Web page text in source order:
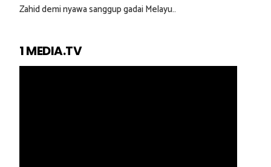
Zahid demi nyawa sanggup gadai Melayu..
1 MEDIA.TV